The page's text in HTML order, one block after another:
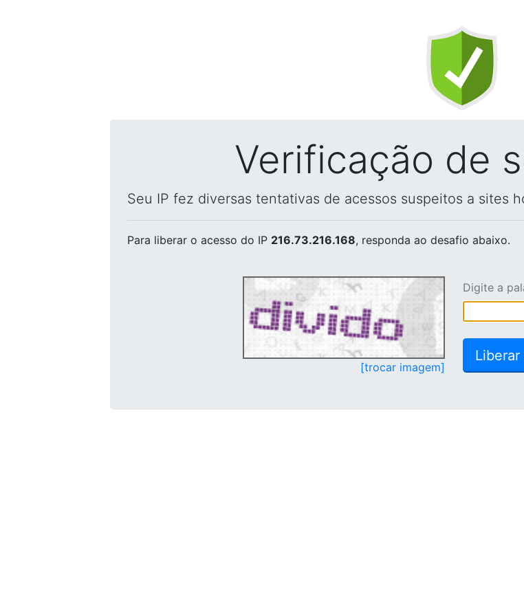
Verificação de
Seu IP fez diversas tentativas de acessos suspeitos a sites
Para liberar o acesso do IP 216.73.216.168, responda ao desafio abaixo.
[trocar imagem]
Digite a